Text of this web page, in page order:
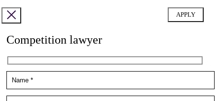
Competition lawyer